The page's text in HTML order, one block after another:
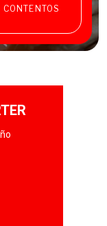
CONTENTOS